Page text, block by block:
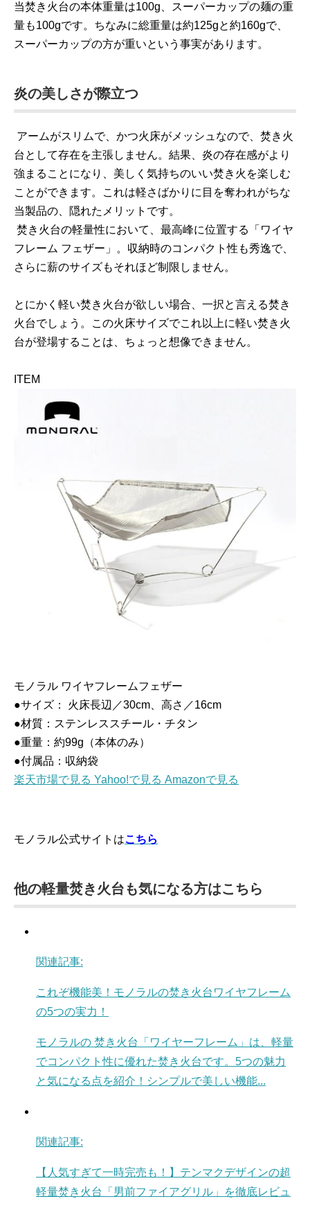
当焚き火台の本体重量は100g、スーパーカップの麺の重
量も100gです。ちなみに総重量は約125gと約160gで、
スーパーカップの方が重いという事実があります。
炎の美しさが際立つ
アームがスリムで、かつ火床がメッシュなので、焚き火
台として存在を主張しません。結果、炎の存在感がより
強まることになり、美しく気持ちのいい焚き火を楽しむ
ことができます。これは軽さばかりに目を奪われがちな
当製品の、隠れたメリットです。
焚き火台の軽量性において、最高峰に位置する「ワイヤ
フレーム フェザー」。収納時のコンパクト性も秀逸で、
さらに薪のサイズもそれほど制限しません。
とにかく軽い焚き火台が欲しい場合、一択と言える焚き
火台でしょう。この火床サイズでこれ以上に軽い焚き火
台が登場することは、ちょっと想像できません。
ITEM
モノラル ワイヤフレームフェザー
●サイズ： 火床長辺／30cm、高さ／16cm
●材質：ステンレススチール・チタン
●重量：約99g（本体のみ）
●付属品：収納袋
楽天市場で見る Yahoo!で見る Amazonで見る
モノラル公式サイトはこちら
他の軽量焚き火台も気になる方はこちら
関連記事:
これぞ機能美！モノラルの焚き火台ワイヤフレーム
の5つの実力！
モノラルの 焚き火台「ワイヤーフレーム」は、軽量
でコンパクト性に優れた焚き火台です。5つの魅力
と気になる点を紹介！シンプルで美しい機能...
関連記事:
【人気すぎて一時完売も！】テンマクデザインの超
軽量焚き火台「男前ファイアグリル」を徹底レビュ